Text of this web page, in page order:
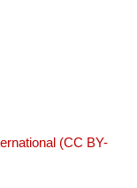
(CC BY-